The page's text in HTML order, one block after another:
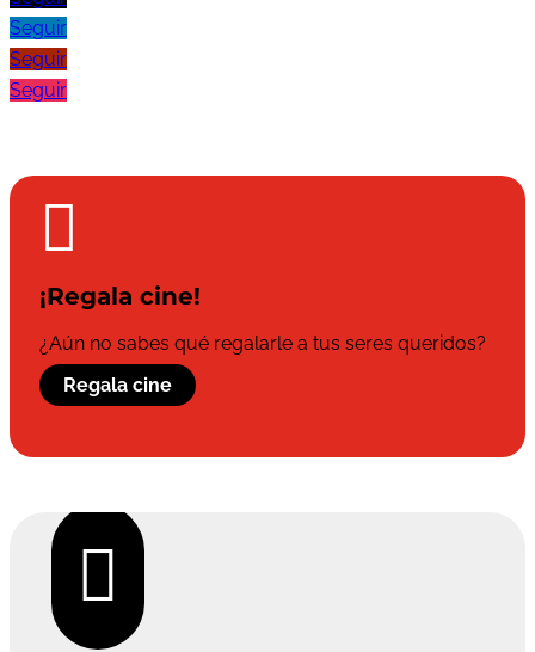
Seguir
Seguir
Seguir

¡Regala cine!
¿Aún no sabes qué regalarle a tus seres queridos?
Regala cine
